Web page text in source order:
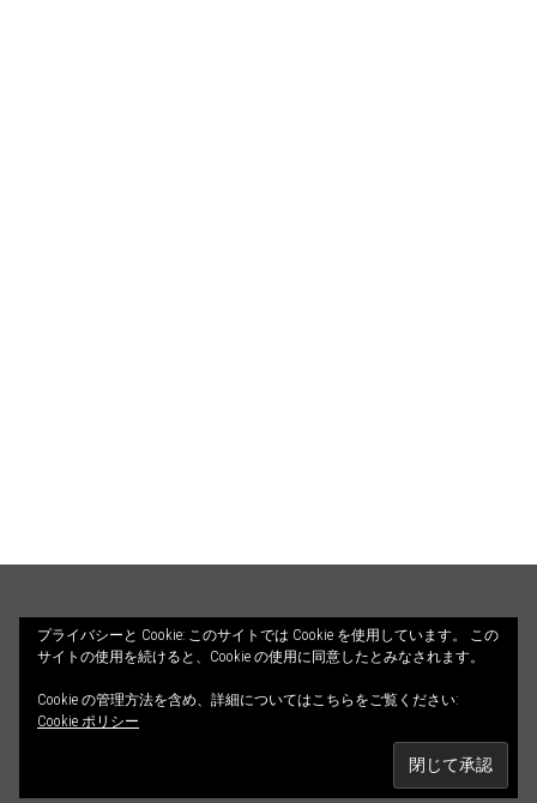
COUNSELING
ILLUSTRATIONS
CONTACT
© 2026 ALETHEIA DIALOGOS. All Rights Reserved.
プライバシーと Cookie: このサイトでは Cookie を使用しています。 この
サイトの使用を続けると、Cookie の使用に同意したとみなされます。
Cookie の管理方法を含め、詳細についてはこちらをご覧ください:
Cookie ポリシー